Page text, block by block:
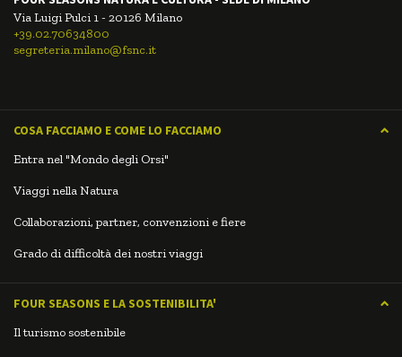
Via Luigi Pulci 1 - 20126 Milano
+39.02.70634800
segreteria.milano@fsnc.it
COSA FACCIAMO E COME LO FACCIAMO
Entra nel "Mondo degli Orsi"
Viaggi nella Natura
Collaborazioni, partner, convenzioni e fiere
Grado di difficoltà dei nostri viaggi
FOUR SEASONS E LA SOSTENIBILITA'
Il turismo sostenibile